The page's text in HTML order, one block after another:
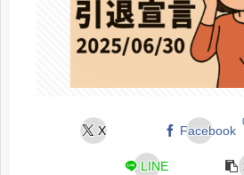
X Facebook
LINE